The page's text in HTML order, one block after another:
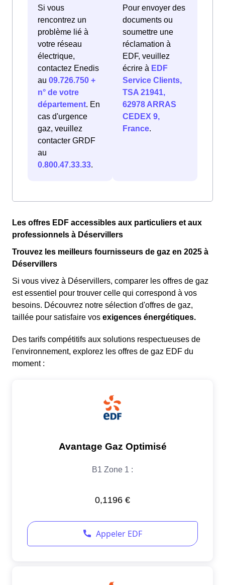
Si vous
rencontrez un
problème lié à
votre réseau
électrique,
contactez Enedis
au 09.726.750 +
n° de votre
département. En
cas d'urgence
gaz, veuillez
contacter GRDF
au
0.800.47.33.33.
Pour envoyer des
documents ou
soumettre une
réclamation à
EDF, veuillez
écrire à EDF
Service Clients,
TSA 21941,
62978 ARRAS
CEDEX 9,
France.
Les offres EDF accessibles aux particuliers et aux
professionnels à Déservillers
Trouvez les meilleurs fournisseurs de gaz en 2025 à
Déservillers
Si vous vivez à Déservillers, comparer les offres de gaz
est essentiel pour trouver celle qui correspond à vos
besoins. Découvrez notre sélection d'offres de gaz,
taillée pour satisfaire vos exigences énergétiques.
Des tarifs compétitifs aux solutions respectueuses de
l'environnement, explorez les offres de gaz EDF du
moment :